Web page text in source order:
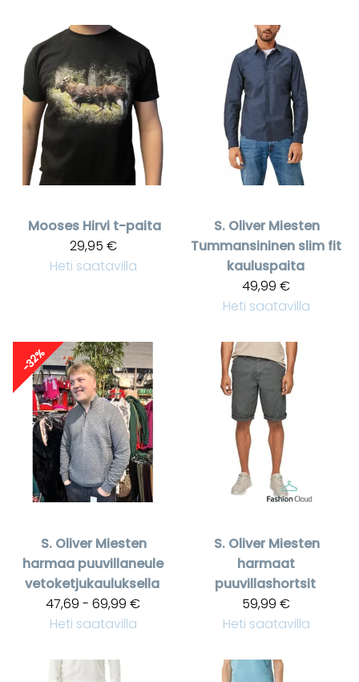
Mooses Hirvi t-paita
29,95 €
Heti saatavilla
S. Oliver Miesten
Tummansininen slim fit
kauluspaita
49,99 €
Heti saatavilla
-32%
S. Oliver Miesten
harmaa puuvillaneule
vetoketjukauluksella
47,69 - 69,99 €
Heti saatavilla
S. Oliver Miesten
harmaat
puuvillashortsit
59,99 €
Heti saatavilla